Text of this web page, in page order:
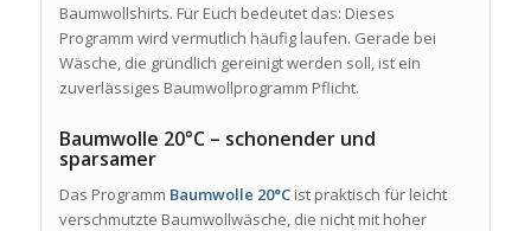
Baumwollshirts. Für Euch bedeutet das: Dieses
Programm wird vermutlich häufig laufen. Gerade bei
Wäsche, die gründlich gereinigt werden soll, ist ein
zuverlässiges Baumwollprogramm Pflicht.
Baumwolle 20°C – schonender und
sparsamer
Das Programm Baumwolle 20°Cist praktisch für leicht
verschmutzte Baumwollwäsche, die nicht mit hoher